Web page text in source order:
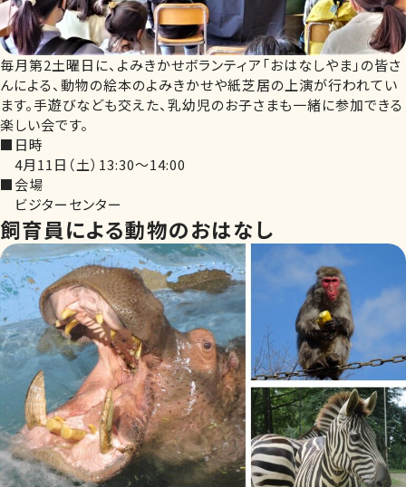
毎月第2土曜日に、よみきかせボランティア「おはなしやま」の皆さ
んによる、動物の絵本のよみきかせや紙芝居の上演が行われてい
ます。手遊びなども交えた、乳幼児のお子さまも一緒に参加できる
楽しい会です。
■日時
4月11日（土）13:30～14:00
■会場
ビジターセンター
飼育員による動物のおはなし